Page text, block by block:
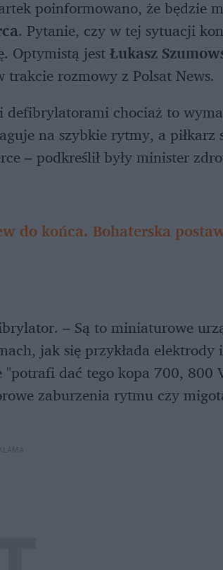
poinformowano, że będzie
. Pytanie, czy w tej sytuacji
Optymistą jestŁukasz
rozmowy z Polsat News.
chociaż to
na szybkie rytmy, a piłkarz
– podkreślił były minister
do końca. Bohaterska
– Są to miniaturowe
jak się przykłada elektrody
"potrafi dać tego kopa 700, 800
zaburzenia rytmu czy